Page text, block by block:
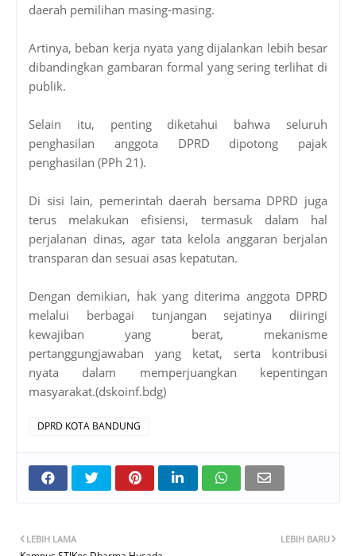
daerah pemilihan masing-masing.
Artinya, beban kerja nyata yang dijalankan lebih besar
dibandingkan gambaran formal yang sering terlihat di
publik.
Selain itu, penting diketahui bahwa seluruh
penghasilan anggota DPRD dipotong pajak
penghasilan (PPh 21).
Di sisi lain, pemerintah daerah bersama DPRD juga
terus melakukan efisiensi, termasuk dalam hal
perjalanan dinas, agar tata kelola anggaran berjalan
transparan dan sesuai asas kepatutan.
Dengan demikian, hak yang diterima anggota DPRD
melalui berbagai tunjangan sejatinya diiringi
kewajiban yang berat, mekanisme
pertanggungjawaban yang ketat, serta kontribusi
nyata dalam memperjuangkan kepentingan
masyarakat.(dskoinf.bdg)
DPRD KOTA BANDUNG
LEBIH BARU
LEBIH LAMA